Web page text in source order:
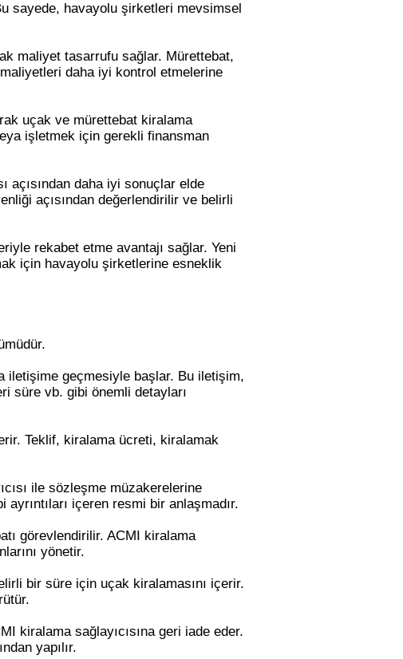
sayede, havayolu şirketleri mevsimsel
maliyet tasarrufu sağlar. Mürettebat,
daha iyi kontrol etmelerine
uçak ve mürettebat kiralama
işletmek için gerekli finansman
açısından daha iyi sonuçlar elde
açısından değerlendirilir ve belirli
rekabet etme avantajı sağlar. Yeni
için havayolu şirketlerine esneklik
iletişime geçmesiyle başlar. Bu iletişim,
süre vb. gibi önemli detayları
Teklif, kiralama ücreti, kiralamak
ile sözleşme müzakerelerine
içeren resmi bir anlaşmadır.
görevlendirilir. ACMI kiralama
yönetir.
bir süre için uçak kiralamasını içerir.
kiralama sağlayıcısına geri iade eder.
yapılır.